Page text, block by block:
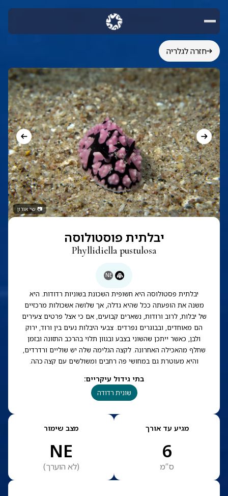
חזרה לגלריה
📷 שי אורון
יבלתית פוסטולוסה
Phyllidiella pustulosa
NE
יבלתית פסטולוסה היא חשופית השכונת בשוניות רדודות. היא
משנה את הופעתה ככל שהיא גדלה, אך שלושה אשכולות מרכזיים
של יבלות, לרוב ורודות, נשארים קבועים, אם כי אצל פרטים צעירים
הם מאוחדים, ובבוגרים נפרדים. צבעי היבלות נעים בין ורוד, ירוק
ולבן, כאשר ייתכן שהשוני בצבע ובגוון תלוי בהרכב התזונה ובזמן
שחלף מהאכילה האחרונה. לקצה הגלימה שלה יש שוליים ורדרדים,
והיא מעוטרת גם במחושי פה רחבים ומשולשים עם קצה כהה.
בתי גידול עיקריים:
שונית רדודה
מגיע עד אורך
6
ס”מ
מצב שימור
NE
(לא הוערך)